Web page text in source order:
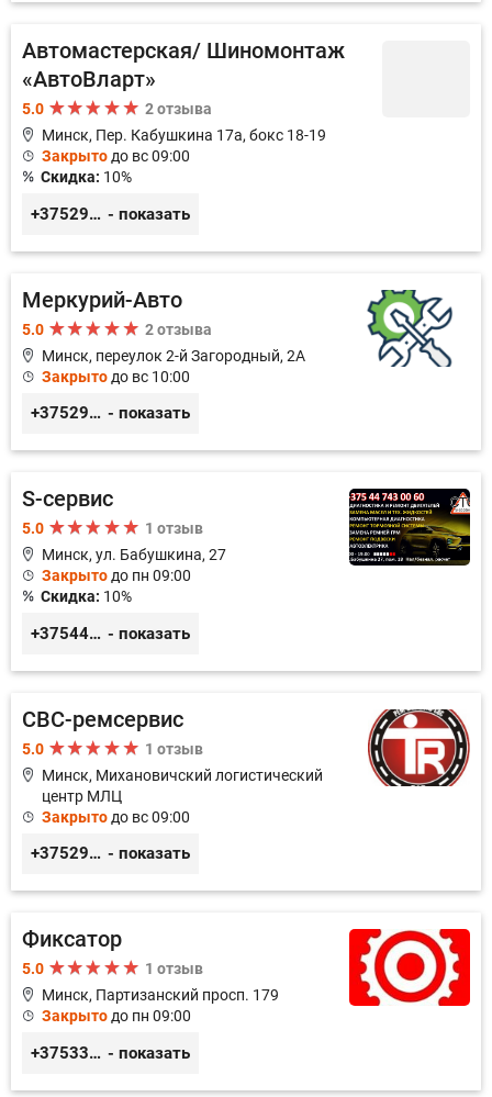
Автомастерская/ Шиномонтаж
«АвтоВларт»
5.0
2 отзыва
Минск, Пер. Кабушкина 17а, бокс 18-19
Закрытодо вс 09:00
Скидка: 10%
+375296578508 - показать
Меркурий-Авто
5.0
2 отзыва
Минск, переулок 2-й Загородный, 2А
Закрыто до вс 10:00
+375291151118 - показать
S-сервис
5.0
1 отзыв
Минск, ул. Бабушкина, 27
Закрытодо пн 09:00
Скидка: 10%
+375447430060 - показать
СВС-ремсервис
5.0
1 отзыв
Минск, Михановичский логистический
центр МЛЦ
Закрыто до вс 09:00
+375296233505 - показать
Фиксатор
5.0
1 отзыв
Минск, Партизанский просп. 179
Закрытодо пн 09:00
+375336617270 - показать